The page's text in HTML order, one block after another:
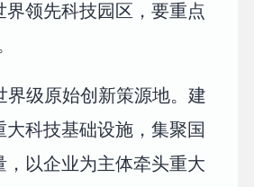
界领先科技园区，要重点
界级原始创新策源地。建
大科技基础设施，集聚国
，以企业为主体牵头重大